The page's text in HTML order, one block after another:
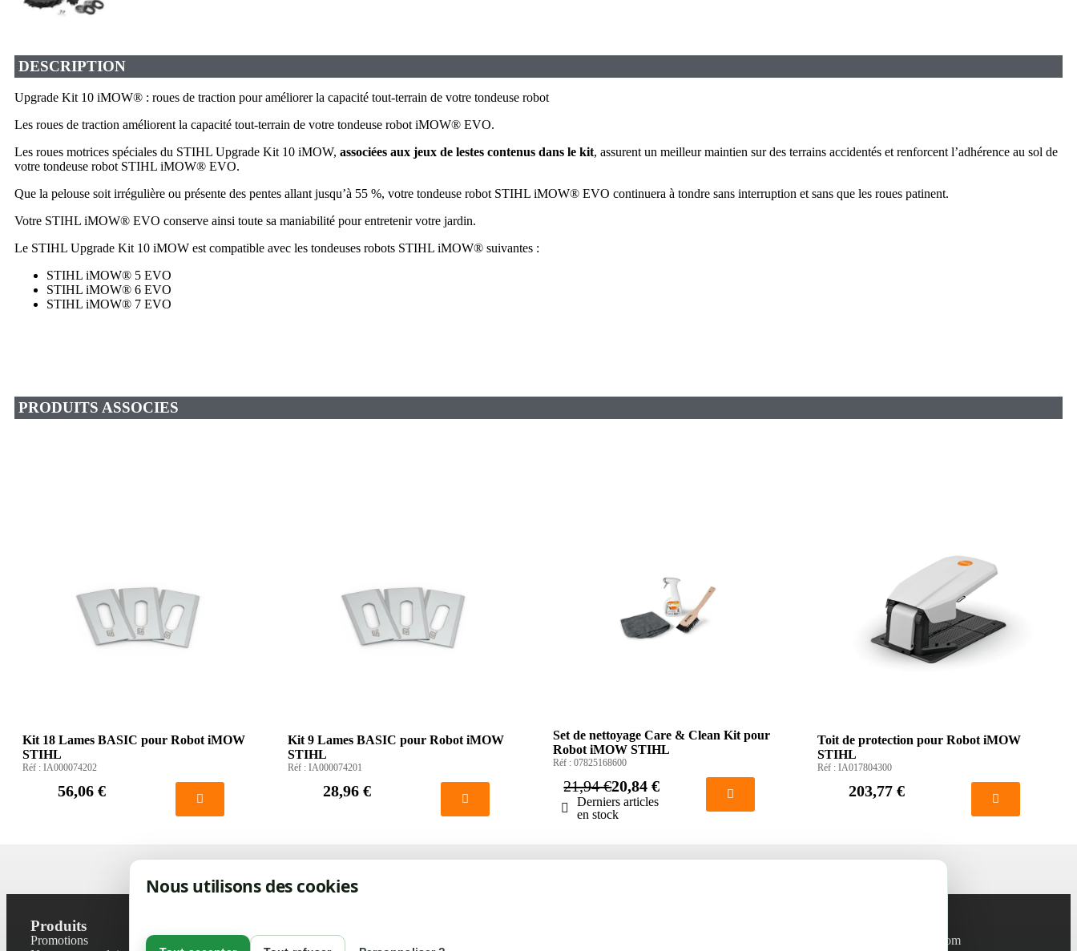
Nous utilisons des cookies
DESCRIPTION
Upgrade Kit 10 iMOW® : roues de traction pour améliorer la capacité tout-terrain de votre tondeuse robot
Les roues de traction améliorent la capacité tout-terrain de votre tondeuse robot iMOW® EVO.
Les roues motrices spéciales du STIHL Upgrade Kit 10 iMOW, associées aux jeux de lestes contenus dans le kit, assurent un meilleur maintien sur des terrains accidentés et renforcent l’adhérence au sol de
votre tondeuse robot STIHL iMOW® EVO.
Que la pelouse soit irrégulière ou présente des pentes allant jusqu’à 55 %, votre tondeuse robot STIHL iMOW® EVO continuera à tondre sans interruption et sans que les roues patinent.
Votre STIHL iMOW® EVO conserve ainsi toute sa maniabilité pour entretenir votre jardin.
Le STIHL Upgrade Kit 10 iMOW est compatible avec les tondeuses robots STIHL iMOW® suivantes :
STIHL iMOW® 5 EVO
STIHL iMOW® 6 EVO
STIHL iMOW® 7 EVO
PRODUITS ASSOCIES
Kit 18 Lames BASIC pour Robot iMOW
STIHL
Réf : IA000074202
56,06 €
Kit 9 Lames BASIC pour Robot iMOW
STIHL
Réf : IA000074201
28,96 €
Set de nettoyage Care & Clean Kit pour
Robot iMOW STIHL
Réf : 07825168600
21,94 €20,84 €
Derniers articles
en stock
Toit de protection pour Robot iMOW
STIHL
Réf :IA017804300
203,77 €
Produits
Promotions
Contactez-nous
info@green-tech-shop.com